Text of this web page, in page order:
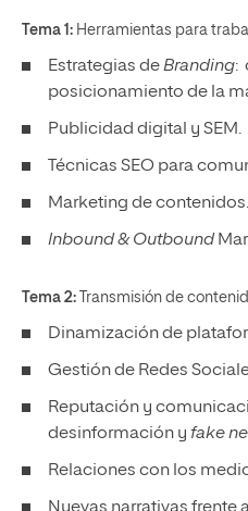
Tema 1: Herramientas para
Estrategias deBranding:
posicionamiento de la
Publicidad digital y SEM.
Técnicas SEO para
Marketing de contenidos.
Inbound & Outbound
Tema 2: Transmisión de
Dinamización de
Gestión de Redes
Reputación y
desinformación y fake
Relaciones con los